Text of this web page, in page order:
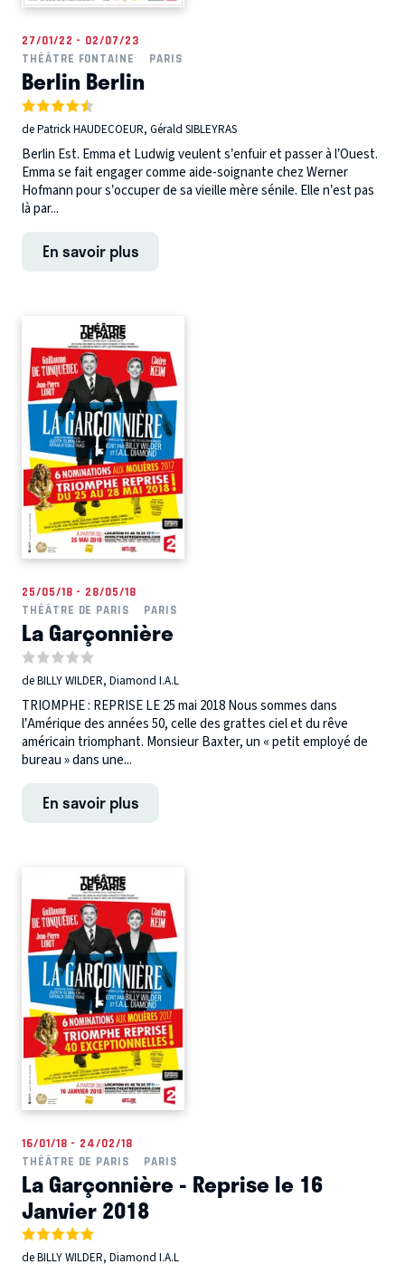
27/01/22 - 02/07/23
THÉÂTRE FONTAINE
PARIS
Berlin Berlin
de Patrick HAUDECOEUR, Gérald SIBLEYRAS
Berlin Est. Emma et Ludwig veulent s’enfuir et passer à l’Ouest.
Emma se fait engager comme aide-soignante chez Werner
Hofmann pour s’occuper de sa vieille mère sénile. Elle n’est pas
là par...
En savoir plus
25/05/18 - 28/05/18
THÉÂTRE DE PARIS
PARIS
La Garçonnière
de BILLY WILDER, Diamond I.A.L
TRIOMPHE : REPRISE LE 25 mai 2018 Nous sommes dans
l’Amérique des années 50, celle des grattes ciel et du rêve
américain triomphant. Monsieur Baxter, un « petit employé de
bureau » dans une...
En savoir plus
16/01/18 - 24/02/18
THÉÂTRE DE PARIS
PARIS
La Garçonnière - Reprise le 16
Janvier 2018
de BILLY WILDER, Diamond I.A.L